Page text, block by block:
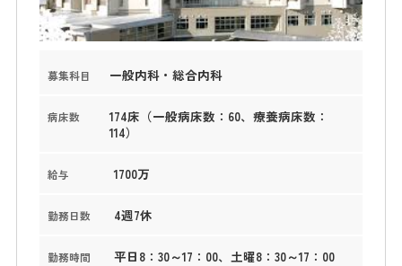
募集科目 一般内科・総合内科
病床数
174床（一般病床数：60、療養病床数：
114）
給与 1700万
勤務日数 4週7休
勤務時間 平日8：30～17：00、土曜8：30～17：00